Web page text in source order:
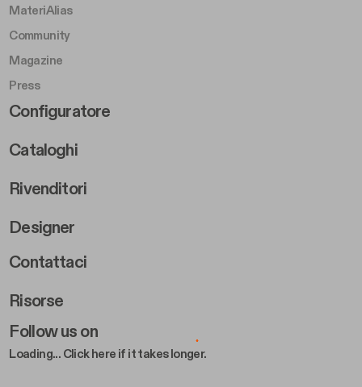
Follow us on
Loading... Click here if it takes longer.
MateriAlias
Community
Magazine
Press
Footer Right Middle B
Configuratore
Cataloghi
Rivenditori
Designer
Footer Right 2
Contattaci
Risorse